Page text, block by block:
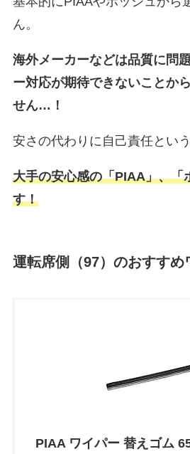
ん。
海外メーカーなどは品質に問
ー対応が期待できないことか
せん…！
安さの代わりに自己責任とい
大手の安心感の「PIAA」、「
す！
運転席側（97）のおすすめ
PIAA ワイパー 替えゴム